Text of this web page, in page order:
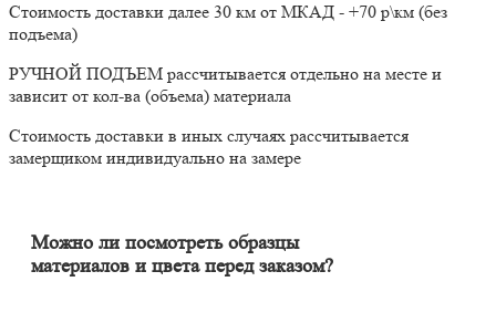
Стоимость доставки далее 30 км от МКАД - +70 р\км (без
подъема)
РУЧНОЙ ПОДЪЕМ рассчитывается отдельно на месте и
зависит от кол-ва (объема) материала
Стоимость доставки в иных случаях рассчитывается
замерщиком индивидуально на замере
Можно ли посмотреть образцы
материалов и цвета перед заказом?